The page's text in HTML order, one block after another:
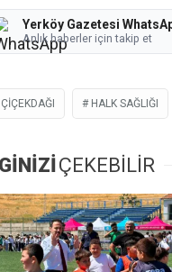
Yerköy Gazetesi
Anlık haberler için takip et
ÇIÇEKDAĞI HALK SAĞLIĞI
ÇEKEBİLİR